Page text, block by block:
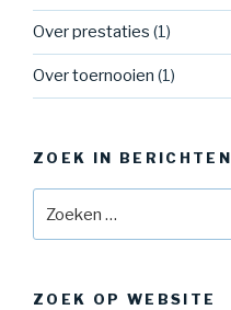
Over prestaties (1)
Over toernooien (1)
ZOEK IN BERICHTEN
naar:
ZOEK OP WEBSITE